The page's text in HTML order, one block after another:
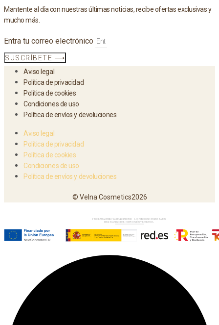
Mantente al día con nuestras últimas noticias, recibe ofertas exclusivas y
mucho más.
Entra tu correo electrónico
SUSCRÍBETE ⟶
Aviso legal
Política de privacidad
Política de cookies
Condiciones de uso
Política de envíos y devoluciones
Aviso legal
Política de privacidad
Política de cookies
Condiciones de uso
Política de envíos y devoluciones
© Velna Cosmetics2026